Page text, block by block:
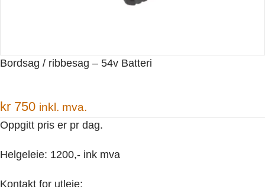
Bordsag / ribbesag – 54v Batteri
kr 750 inkl. mva.
Oppgitt pris er pr dag.
Helgeleie: 1200,- ink mva
Kontakt for utleie: